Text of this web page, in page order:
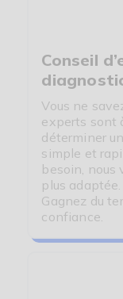
Conseil
Vous ne
experts sont
déterminer
simple et
besoin, nous
plus adaptée.
Gagnez du
confiance.